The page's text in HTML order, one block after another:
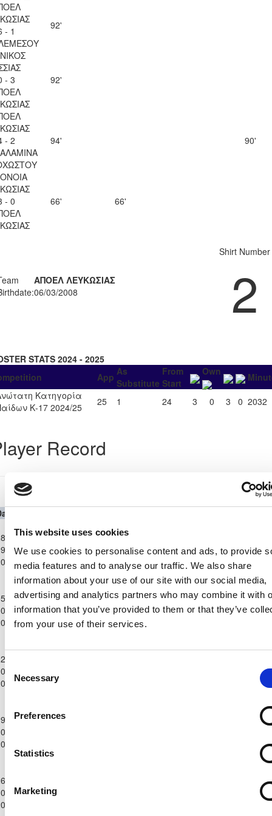
This website uses cookies
We use cookies to personalise content and ads, to provide
media features and to analyse our traffic. We also share
information about your use of our site with our social media,
advertising and analytics partners who may combine it with
information that you’ve provided to them or that they’ve
from your use of their services.
Consent
Selection
Necessary
Preferences
Statistics
Marketing
- 1
92'
- 3
92'
- 2
94' 90'
- 0
66' 66'
ΑΠΟΕΛ ΛΕΥΚΩΣΙΑΣ
06/03/2008
Shirt Number
2
STATS 2024 - 2025
App As
Substitute
From
Start
Own
Κατηγορία
Κ-17 2024/25
25 1 24 3 0 3 0 2032
Record
Ανώτατη Κατηγορία Παίδων Κ-17 2024/25
Κατηγορία
Παίδων
Κ-17
2024/25
ΚΑΤΩΚΟΠΙΑΣ0 1 ΛΕΥΚΩΣΙΑΣ
88' 88'
Ανώτατη
Κατηγορία
Παίδων
Κ-17
ΑΠΟΕΛ
ΛΕΥΚΩΣΙΑΣ 4 1 ΑΕΚ
ΛΑΡΝΑΚΑΣ
79' 79'
Ανώτατη
Κ-17
90'
Κατηγορία
2024/25
Παίδων
81'